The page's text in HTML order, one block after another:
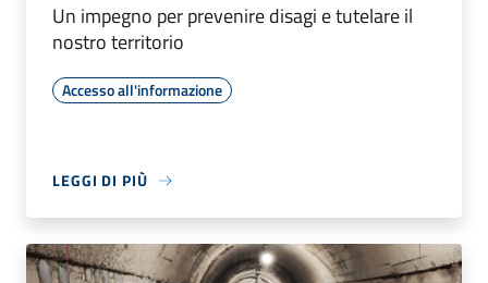
Un impegno per prevenire disagi e tutelare il
nostro territorio
Accesso all'informazione
LEGGI DI PIÙ